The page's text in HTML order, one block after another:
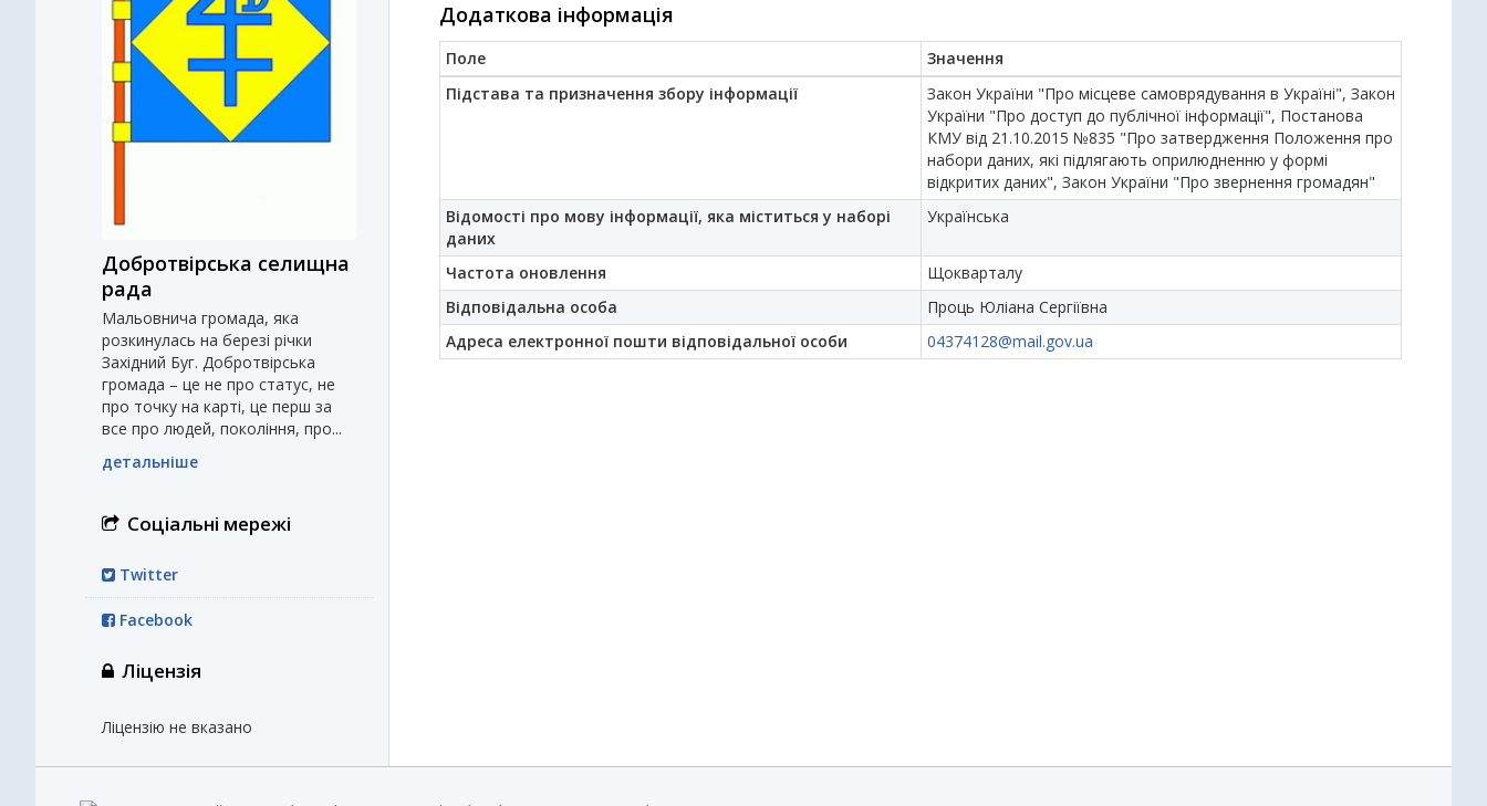
Добротвірська селищна
рада
Мальовнича громада, яка
розкинулась на березі річки
Західний Буг. Добротвірська
громада – це не про статус, не
про точку на карті, це перш за
все про людей, покоління, про...
детальніше
Соціальні мережі
Twitter
Facebook
Ліцензія
Ліцензію не вказано
Додаткова інформація
Поле
Значення
Підстава та призначення збору інформації
Закон України "Про місцеве самоврядування в Україні", Закон
України "Про доступ до публічної інформації", Постанова
КМУ від 21.10.2015 №835 "Про затвердження Положення про
набори даних, які підлягають оприлюдненню у формі
відкритих даних", Закон України "Про звернення громадян"
Відомості про мову інформації, яка міститься у наборі
даних
Українська
Частота оновлення
Щокварталу
Відповідальна особа
Проць Юліана Сергіївна
Адреса електронної пошти відповідальної особи
04374128@mail.gov.ua